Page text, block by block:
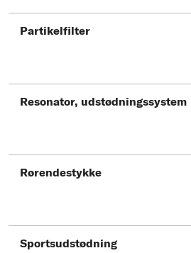
Partikelfilter
Resonator, udstødningssystem
Rørendestykke
Sportsudstødning